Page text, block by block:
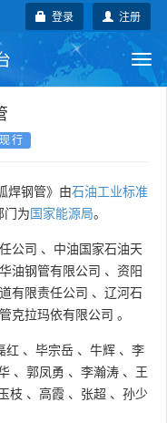
注册
登录
现行
焊钢管》由石油工业标准
门为国家能源局。
公司 、 中油国家石油天
华油钢管有限公司 、 资阳
有限责任公司 、 辽河石
克拉玛依有限公司 。
红 、 毕宗岳 、 牛辉 、 李
、 郭凤勇 、 李瀚涛 、 王
枝 、 高霞 、 张超 、 孙少